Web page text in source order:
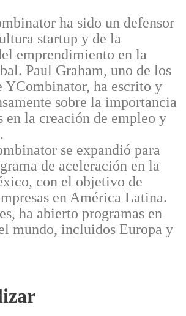
ha sido un defensor
startup y de la
emprendimiento en la
Paul Graham, uno de los
YCombinator, ha escrito y
sobre la importancia
en la creación de empleo y
se expandió para
de aceleración en la
con el objetivo de
en América Latina.
ha abierto programas en
mundo, incluidos Europa y